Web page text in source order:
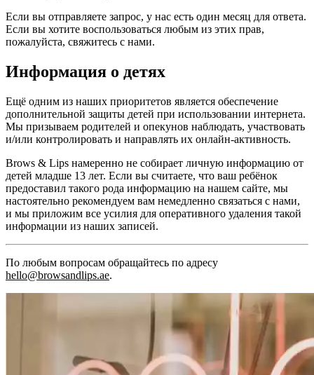
Если вы отправляете запрос, у нас есть один месяц для ответа.
Если вы хотите воспользоваться любым из этих прав,
пожалуйста, свяжитесь с нами.
Информация о детях
Ещё одним из наших приоритетов является обеспечение
дополнительной защиты детей при использовании интернета.
Мы призываем родителей и опекунов наблюдать, участвовать
и/или контролировать и направлять их онлайн-активность.
Brows & Lips намеренно не собирает личную информацию от
детей младше 13 лет. Если вы считаете, что ваш ребёнок
предоставил такого рода информацию на нашем сайте, мы
настоятельно рекомендуем вам немедленно связаться с нами,
и мы приложим все усилия для оперативного удаления такой
информации из наших записей.
По любым вопросам обращайтесь по адресу
hello@browsandlips.ae.